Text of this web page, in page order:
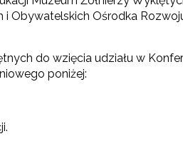
Obywatelskich Ośrodka
do wzięcia udziału w
poniżej: